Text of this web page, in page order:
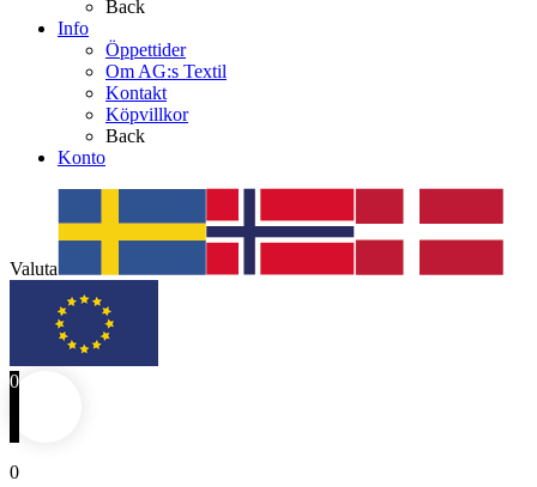
Back
Info
Öppettider
Om AG:s Textil
Kontakt
Köpvillkor
Back
Konto
Valuta
0
0